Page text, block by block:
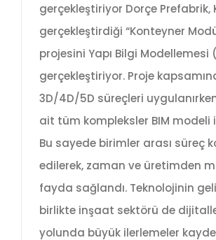
gerçekleştiriyor Dorçe Prefabrik,
gerçekleştirdiği “Konteyner
projesini Yapı Bilgi Modellemesi
gerçekleştiriyor. Proje
3D/4D/5D süreçleri
ait tüm kompleksler BIM modeli
Bu sayede birimler arası süreç
edilerek, zaman ve üretimden
fayda sağlandı. Teknolojinin
birlikte inşaat sektörü de
yolunda büyük ilerlemeler